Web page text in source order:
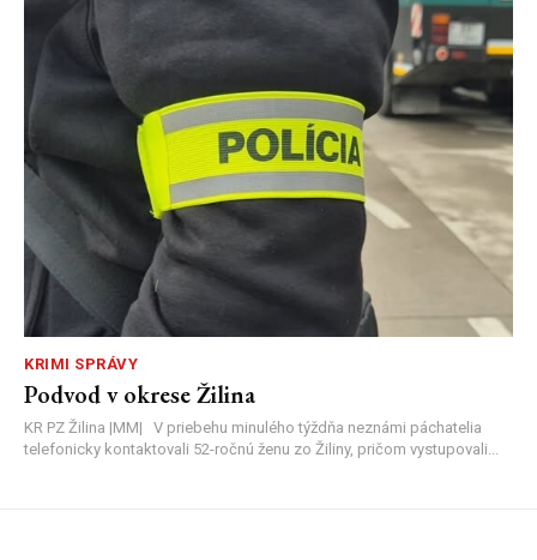
KRIMI SPRÁVY
Podvod v okrese Žilina
KR PZ Žilina |MM| V priebehu minulého týždňa neznámi páchatelia
telefonicky kontaktovali 52-ročnú ženu zo Žiliny, pričom vystupovali...